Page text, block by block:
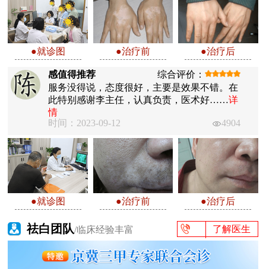
●就诊图 ●治疗前 ●治疗后
感值得推荐
综合评价：
服务没得说，态度很好，主要是效果不错。在
此特别感谢李主任，认真负责，医术好……详
情
时间：2023-09-12
4904
●就诊图 ●治疗前 ●治疗后
祛白团队/临床经验丰富 了解医生